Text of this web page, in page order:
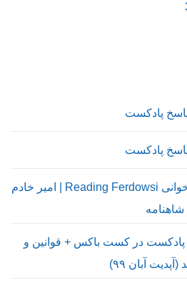
پادکست
پادکست
فردوسی خوانی Reading Ferdowsi | امیر خادم
شاهنامه
پادکست در کست باکس + قوانین و
آبان ۹۹)